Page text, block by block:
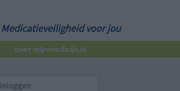
Medicatieveiligheid voor jou
over mijnmedicijn.nl
inloggen